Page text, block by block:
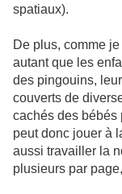
spatiaux).
De plus, comme
autant que les
des pingouins,
couverts de
cachés des
peut donc jouer à
aussi travailler la
plusieurs par